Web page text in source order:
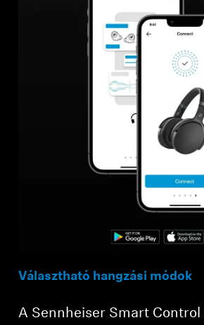
Választható hangzási módok
A Sennheiser Smart Control